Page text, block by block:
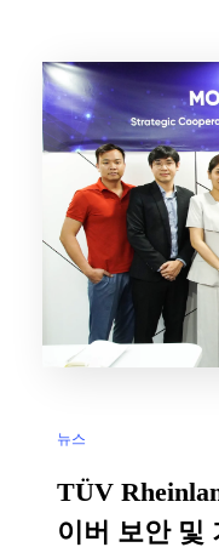
사관의 후원으로 개
전역의 정책 입안자,
뉴스
TÜV
이버 보안 및